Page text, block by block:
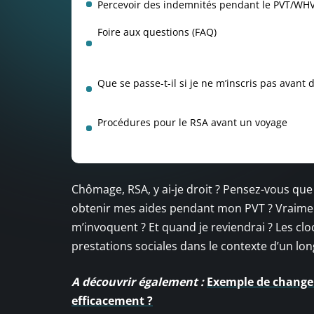
Percevoir des indemnités pendant le PVT/
Foire aux questions (FAQ)
Que se passe-t-il si je ne m’inscris pas avant
Procédures pour le RSA avant un voyage
Chômage, RSA, y ai-je droit ? Pensez-vous
obtenir mes aides pendant mon PVT ?
m’invoquent ? Et quand je reviendrai ? Les
prestations sociales dans le contexte d’un
A découvrir également : Exemple de
efficacement ?